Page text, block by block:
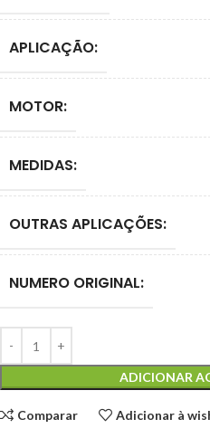
APLICAÇÃO:
MOTOR:
MEDIDAS:
OUTRAS APLICAÇÕES:
NUMERO ORIGINAL:
ADICIONAR
Comparar Adicionar à